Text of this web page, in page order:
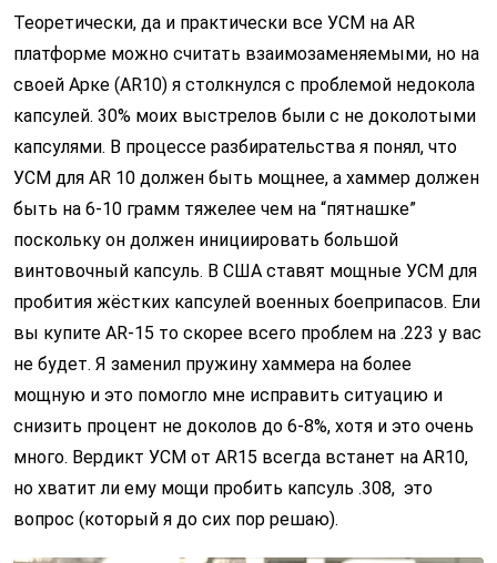
Теоретически, да и практически все УСМ на AR
платформе можно считать взаимозаменяемыми, но на
своей Арке (AR10) я столкнулся с проблемой недокола
капсулей. 30% моих выстрелов были с не доколотыми
капсулями. В процессе разбирательства я понял, что
УСМ для AR 10 должен быть мощнее, а хаммер должен
быть на 6-10 грамм тяжелее чем на “пятнашке”
поскольку он должен инициировать большой
винтовочный капсуль. В США ставят мощные УСМ для
пробития жёстких капсулей военных боеприпасов. Ели
вы купите AR-15 то скорее всего проблем на .223 у вас
не будет. Я заменил пружину хаммера на более
мощную и это помогло мне исправить ситуацию и
снизить процент не доколов до 6-8%, хотя и это очень
много. Вердикт УСМ от AR15 всегда встанет на AR10,
но хватит ли ему мощи пробить капсуль .308, это
вопрос (который я до сих пор решаю).